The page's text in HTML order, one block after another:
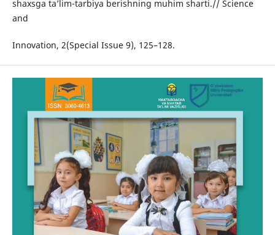
shaxsga ta’lim-tarbiya berishning muhim sharti.// Science
and
Innovation, 2(Special Issue 9), 125–128.